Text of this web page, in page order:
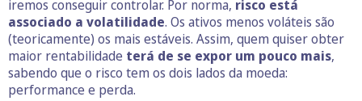
iremos conseguir controlar. Por norma, risco está
associado a volatilidade. Os ativos menos voláteis são
(teoricamente) os mais estáveis. Assim, quem quiser obter
maior rentabilidade terá de se expor um pouco mais,
sabendo que o risco tem os dois lados da moeda:
performance e perda.